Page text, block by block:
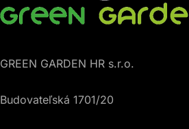
GREEN GARDEN HR s.r.o.
Budovateľská 1701/20